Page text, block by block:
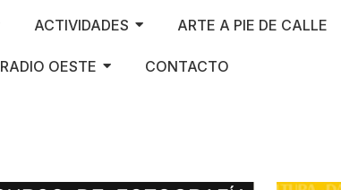
ACTIVIDADES ARTE A PIE DE CALLE
RADIO OESTE CONTACTO